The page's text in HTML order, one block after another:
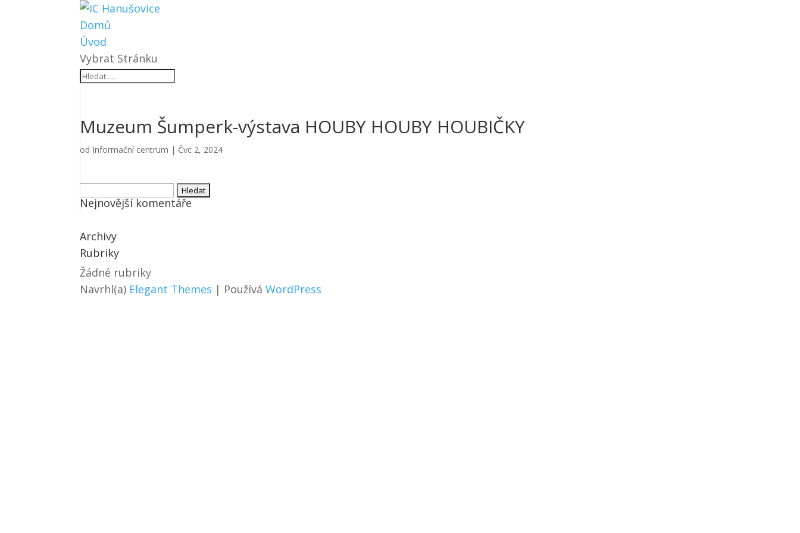
Domů
Úvod
Vybrat Stránku
Muzeum Šumperk-výstava HOUBY HOUBY HOUBIČKY
od Informační centrum | Čvc 2, 2024
Vyhledávání
Nejnovější komentáře
Archivy
Rubriky
Žádné rubriky
Navrhl(a) Elegant Themes | PoužíváWordPress